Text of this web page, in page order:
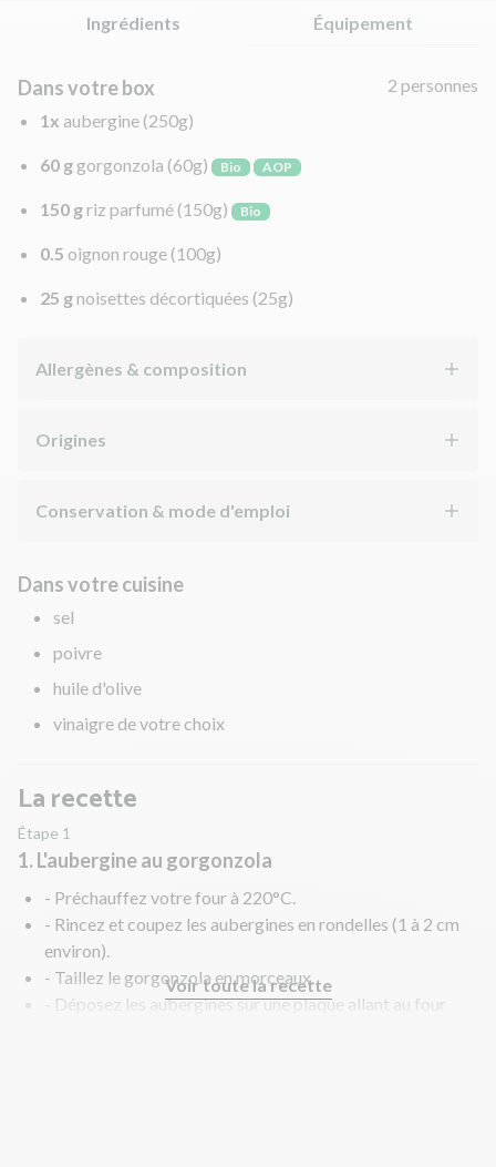
Ingrédients Équipement
Dans votre box
2 personnes
1x aubergine (250g)
60 g gorgonzola (60g) Bio AOP
150 griz parfumé (150g) Bio
0.5 oignon rouge (100g)
25 gnoisettes décortiquées (25g)
Allergènes & composition
Origines
Conservation & mode d'emploi
Dans votre cuisine
sel
poivre
huile d'olive
vinaigre de votre choix
La recette
Étape 1
1. L'aubergine au gorgonzola
- Préchauffez votre four à 220°C.
- Rincez et coupez les aubergines en rondelles (1 à 2 cm
environ).
- Taillez le gorgonzola en morceaux.
- Déposez les aubergines sur une plaque allant au four
Voir toute la recette